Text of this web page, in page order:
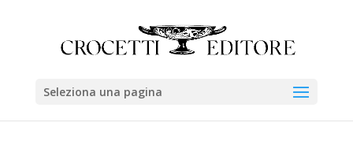
Seleziona una pagina